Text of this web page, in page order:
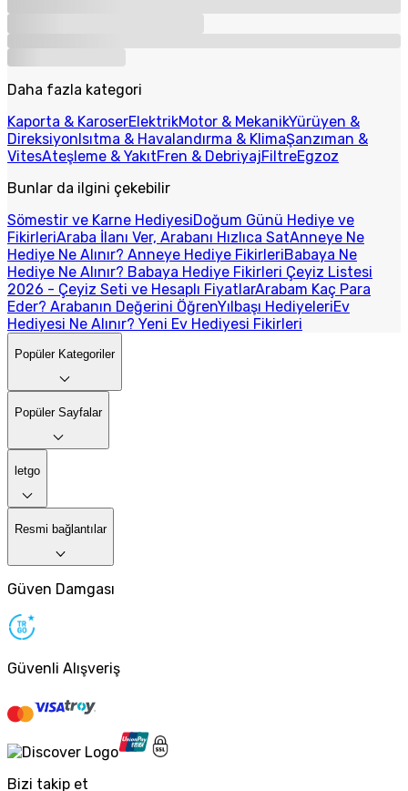
Daha fazla kategori
Kaporta & KaroserElektrikMotor & MekanikYürüyen &
DireksiyonIsıtma & Havalandırma & KlimaŞanzıman &
VitesAteşleme & YakıtFren & DebriyajFiltreEgzoz
Bunlar da ilgini çekebilir
Sömestir ve Karne HediyesiDoğum Günü Hediye ve
FikirleriAraba İlanı Ver, Arabanı Hızlıca SatAnneye Ne
Hediye Ne Alınır? Anneye Hediye FikirleriBabaya Ne
Hediye Ne Alınır? Babaya Hediye Fikirleri Çeyiz Listesi
2026 - Çeyiz Seti ve Hesaplı FiyatlarArabam Kaç Para
Eder? Arabanın Değerini ÖğrenYılbaşı HediyeleriEv
Hediyesi Ne Alınır? Yeni Ev Hediyesi Fikirleri
Popüler Kategoriler
Popüler Sayfalar
letgo
Resmi bağlantılar
Güven Damgası
Güvenli Alışveriş
Bizi takip et